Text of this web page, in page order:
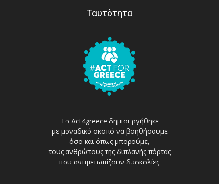
Ταυτότητα
Το Act4greece δημιουργήθηκε
με μοναδικό σκοπό να βοηθήσουμε
όσο και όπως μπορούμε,
τους ανθρώπους της διπλανής πόρτας
που αντιμετωπίζουν δυσκολίες.